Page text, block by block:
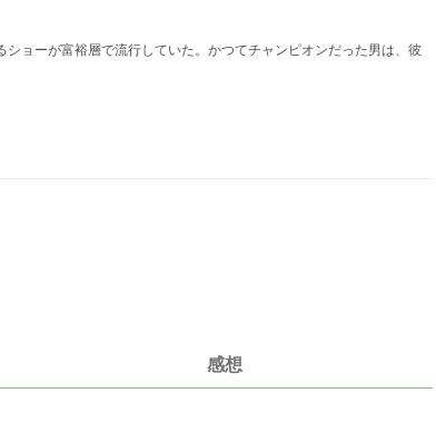
ョーが富裕層で流行していた。かつてチャンピオンだった男は、彼
感想